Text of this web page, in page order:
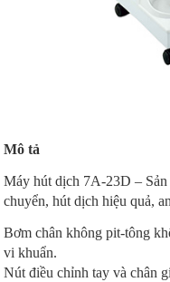
Mô tả
Máy hút dịch 7A-23D – Sản
chuyển, hút dịch hiệu quả,
Bơm chân không pit-tông
vi khuẩn.
Nút điều chỉnh tay và chân